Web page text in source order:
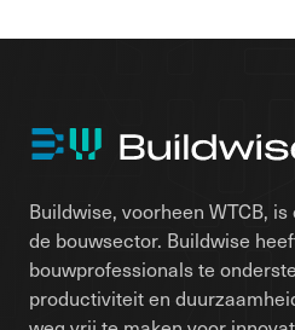
Buildwise, voorheen WTCB,
de bouwsector. Buildwise
bouwprofessionals te
productiviteit en